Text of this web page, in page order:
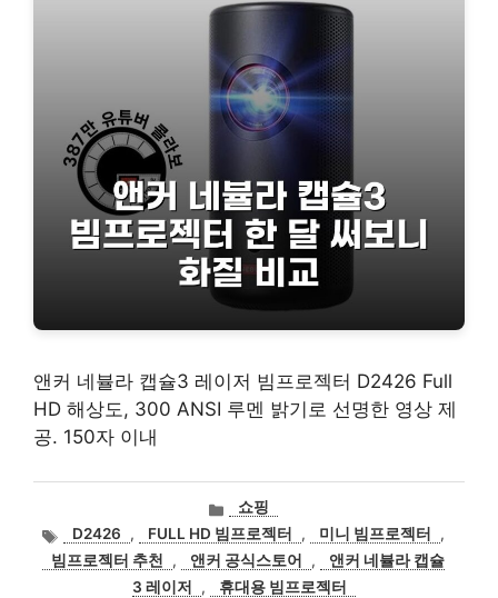
앤커 네뷸라 캡슐3 레이저 빔프로젝터 D2426 Full
HD 해상도, 300 ANSI 루멘 밝기로 선명한 영상 제
공. 150자 이내
카
테
고
리
쇼핑
태
그
D2426 , FULL HD 빔프로젝터 , 미니 빔프로젝터
,
빔프로젝터 추천
, 앤커 공식스토어 ,
앤커 네뷸라 캡슐
3 레이저
, 휴대용 빔프로젝터